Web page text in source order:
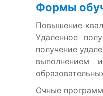
Формы
Повышение
Удаленное
получение
выполнением
Очные